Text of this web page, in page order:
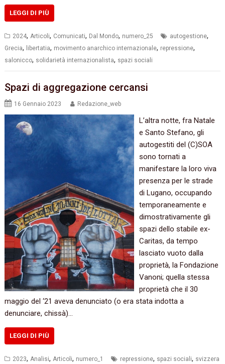
LEGGI DI PIÙ
2024, Articoli, Comunicati, Dal Mondo, numero_25 autogestione,
Grecia, libertatia, movimento anarchico internazionale, repressione,
salonicco, solidarietà internazionalista, spazi sociali
Spazi di aggregazione cercansi
16 Gennaio 2023 Redazione_web
L’altra notte, fra Natale
e Santo Stefano, gli
autogestiti del (C)SOA
sono tornati a
manifestare la loro viva
presenza per le strade
di Lugano, occupando
temporaneamente e
dimostrativamente gli
spazi dello stabile ex-
Caritas, da tempo
lasciato vuoto dalla
proprietà, la Fondazione
Vanoni; quella stessa
proprietà che il 30
maggio del ‘21 aveva denunciato (o era stata indotta a
denunciare, chissà)…
LEGGI DI PIÙ
2023,Analisi,Articoli, numero_1 repressione, spazi sociali, svizzera